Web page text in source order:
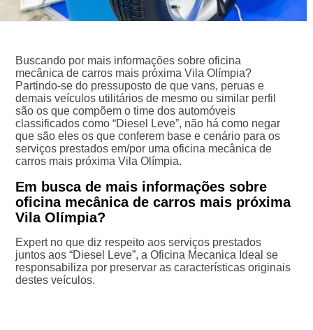
Buscando por mais informações sobre oficina
mecânica de carros mais próxima Vila Olímpia?
Partindo-se do pressuposto de que vans, peruas e
demais veículos utilitários de mesmo ou similar perfil
são os que compõem o time dos automóveis
classificados como “Diesel Leve”, não há como negar
que são eles os que conferem base e cenário para os
serviços prestados em/por uma oficina mecânica de
carros mais próxima Vila Olímpia.
Em busca de mais informações sobre
oficina mecânica de carros mais próxima
Vila Olímpia?
Expert no que diz respeito aos serviços prestados
juntos aos “Diesel Leve”, a Oficina Mecanica Ideal se
responsabiliza por preservar as características originais
destes veículos.